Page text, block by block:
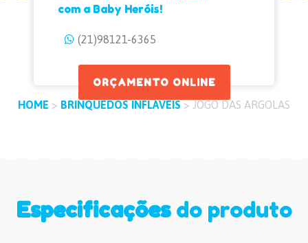
com a Baby Heróis!
(21)98121-6365
ORÇAMENTO ONLINE
HOME > BRINQUEDOS INFLÁVEIS > JOGO DAS ARGOLAS
Especificaçõesdo produto